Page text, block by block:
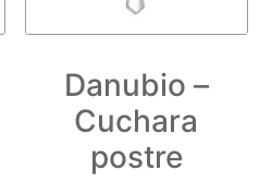
Danubio –
Cuchara
postre